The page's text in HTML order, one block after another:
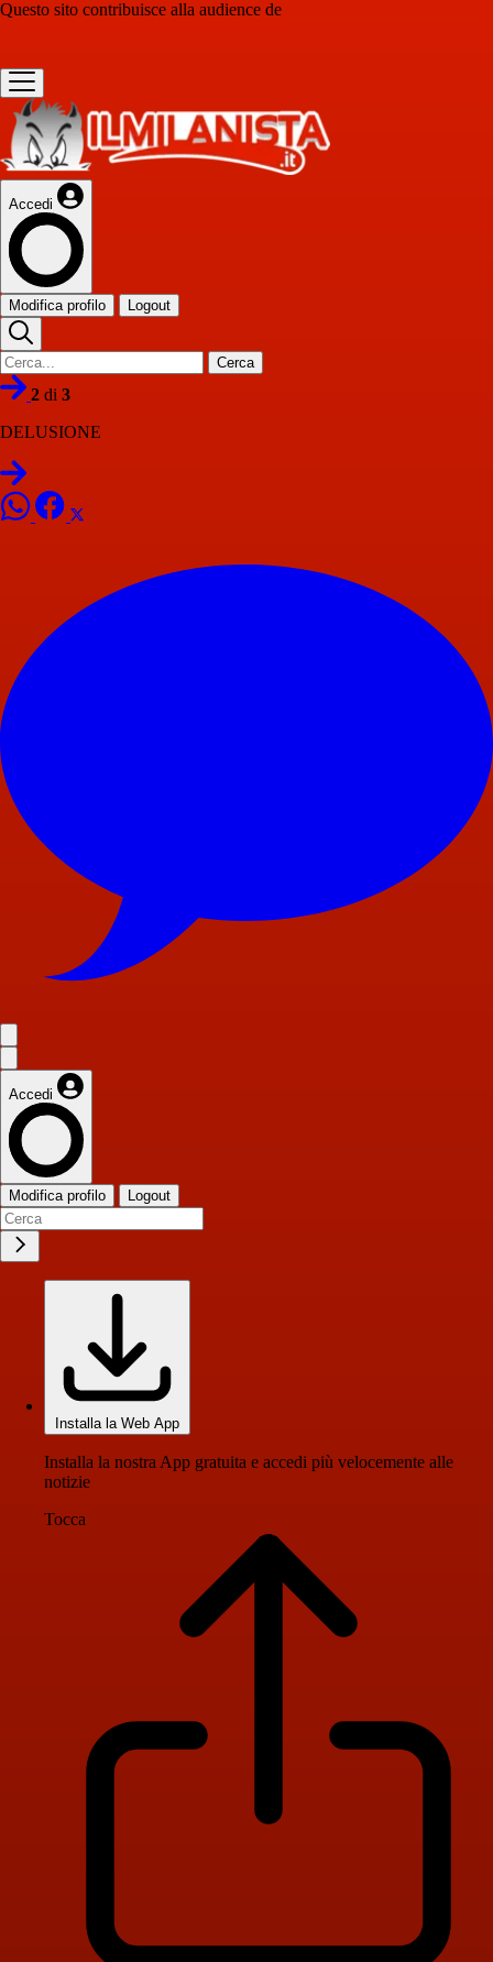
Questo sito contribuisce alla audience de
Accedi
Modifica profilo Logout
Cerca
2 di 3
DELUSIONE
Accedi
Modifica profilo Logout
Installa la Web App
Installa la nostra App gratuita e accedi più velocemente alle
notizie
Tocca